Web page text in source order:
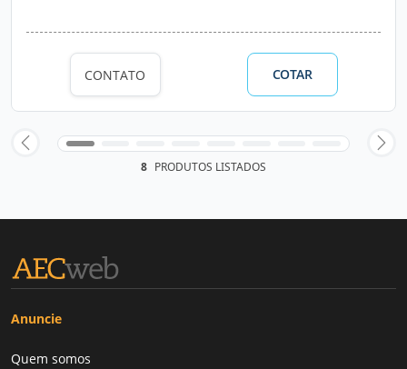
CONTATO COTAR
8 PRODUTOS LISTADOS
Anuncie
Quem somos